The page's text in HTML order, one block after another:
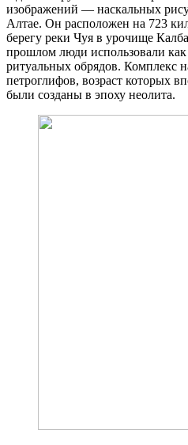
изображений — наскальных
Алтае. Он расположен на 723
берегу реки Чуя в урочище
прошлом люди использовали
ритуальных обрядов. Комплекс
петроглифов, возраст которых
были созданы в эпоху неолита.